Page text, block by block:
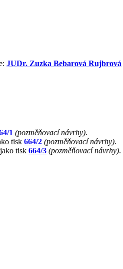
JUDr. Zuzka Bebarová Rujbrová
1 (pozměňovací návrhy).
tisk 664/2 (pozměňovací návrhy).
tisk 664/3 (pozměňovací návrhy).